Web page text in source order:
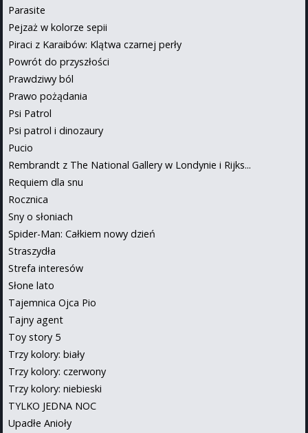
Parasite
Pejzaż w kolorze sepii
Piraci z Karaibów: Klątwa czarnej perły
Powrót do przyszłości
Prawdziwy ból
Prawo pożądania
Psi Patrol
Psi patrol i dinozaury
Pucio
Rembrandt z The National Gallery w Londynie i Rijks...
Requiem dla snu
Rocznica
Sny o słoniach
Spider-Man: Całkiem nowy dzień
Straszydła
Strefa interesów
Słone lato
Tajemnica Ojca Pio
Tajny agent
Toy story 5
Trzy kolory: biały
Trzy kolory: czerwony
Trzy kolory: niebieski
TYLKO JEDNA NOC
Upadłe Anioły